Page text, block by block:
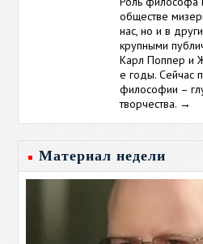
обществе
нас, но и в
крупными
Карл Поппер и
е годы. Сейчас
философии –
творчества. →
Материал недели